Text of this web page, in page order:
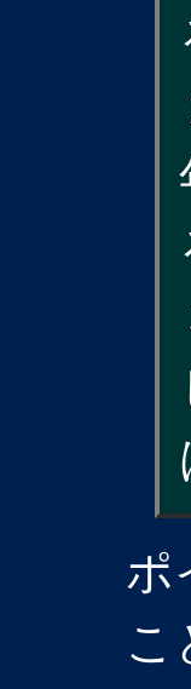
ポ
こ